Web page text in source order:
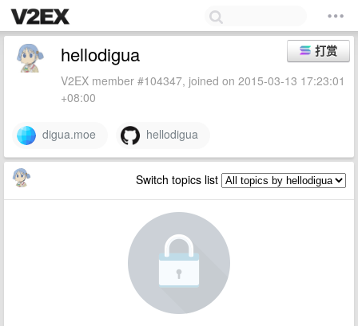
打赏
hellodigua
V2EX member #104347, joined on 2015-03-13 17:23:01
+08:00
digua.moe hellodigua
Switch topics list